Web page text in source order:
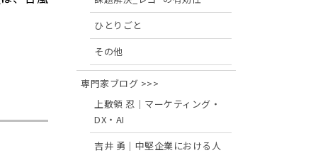
ひとりごと
その他
専門家ブログ >>>
上敷領 忍｜マーケティング・
DX・AI
吉井 勇｜中堅企業における人